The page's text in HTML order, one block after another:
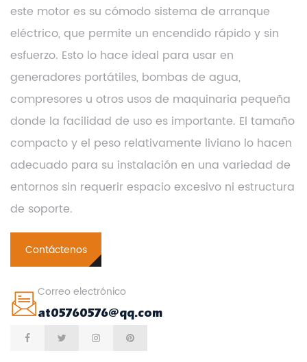
este motor es su cómodo sistema de arranque
eléctrico, que permite un encendido rápido y sin
esfuerzo. Esto lo hace ideal para usar en
generadores portátiles, bombas de agua,
compresores u otros usos de maquinaria pequeña
donde la facilidad de uso es importante. El tamaño
compacto y el peso relativamente liviano lo hacen
adecuado para su instalación en una variedad de
entornos sin requerir espacio excesivo ni estructura
de soporte.
Contáctenos
Correo electrónico
at05760576@qq.com